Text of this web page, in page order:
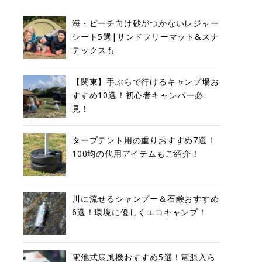
海・ビーチ向け砂がつかないレジャー
シート5選|サンドフリーマット&スナ
テックスも
【関東】手ぶらで行けるキャンプ場お
すすめ10選！初心者キャンパー必
見！
タープテント用の重りおすすめ7選！
100均の代用アイテムもご紹介！
川に流せるシャンプー＆石鹸おすすめ
6選！環境に優しくエコキャンプ！
電池式扇風機おすすめ5選！電源入ら